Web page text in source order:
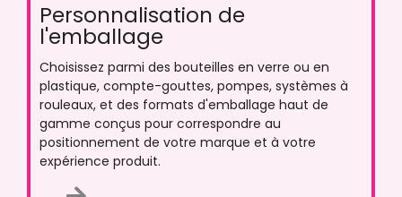
Personnalisation de
l'emballage
Choisissez parmi des bouteilles en verre ou en
plastique, compte-gouttes, pompes, systèmes à
rouleaux, et des formats d'emballage haut de
gamme conçus pour correspondre au
positionnement de votre marque et à votre
expérience produit.